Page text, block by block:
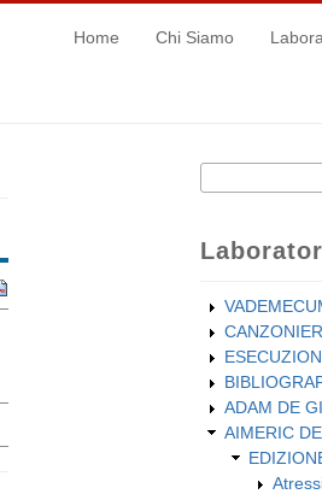
Home Chi Siamo
Form di
Cerca
ADAM DE
AIMERIC